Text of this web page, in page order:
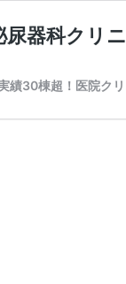
尿器科クリ
績30棟超！医院ク